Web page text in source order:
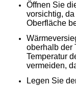
Öffnen Sie
vorsichtig,
Oberfläche
oberhalb der
Temperatur
vermeiden,
Legen Sie